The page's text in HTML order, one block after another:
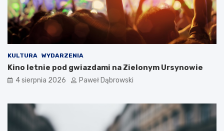
a
d
z
e
c
i
m
o
KULTURA WYDARZENIA
Kino letnie pod gwiazdami na Zielonym Ursynowie
4 sierpnia 2026 Paweł Dąbrowski